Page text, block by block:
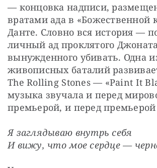
— концовка надписи,
вратами ада в «Божественной
Данте. Словно вся история —
личный ад проклятого
вынужденного убивать. Одна
живописных баталий
The Rolling Stones — «Paint It
музыка звучала и перед
премьерой, и перед премьерой
Я заглядываю внутрь себя
И вижу, что мое сердце —